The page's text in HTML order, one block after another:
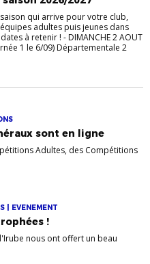
PITCH | FOOT ANIMATION | FOOT
qui arrive pour votre club,
adultes puis jeunes dans
à retenir ! - DIMANCHE 2 AOUT
1 le 6/09) Départementale 2
sont en ligne
Adultes, des Compétitions
| EVENEMENT
!
nous ont offert un beau